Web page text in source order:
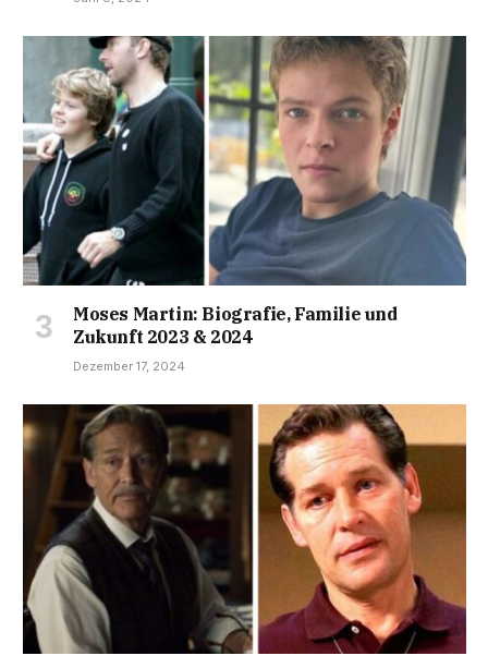
Moses Martin: Biografie, Familie und
Zukunft 2023 & 2024
Dezember 17, 2024